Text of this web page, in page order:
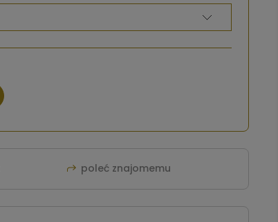
poleć znajomemu